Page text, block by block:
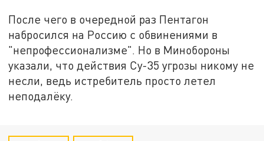
После чего в очередной раз Пентагон
набросился на Россию с обвинениями в
"непрофессионализме". Но в Минобороны
указали, что действия Су-35 угрозы никому не
несли, ведь истребитель просто летел
неподалёку.